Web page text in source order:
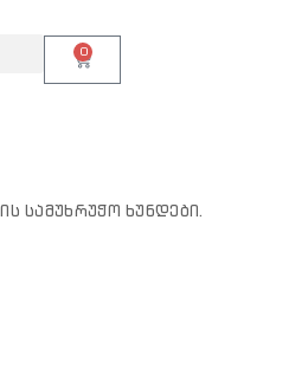
0
სამუხრუჭო ხუნდები.